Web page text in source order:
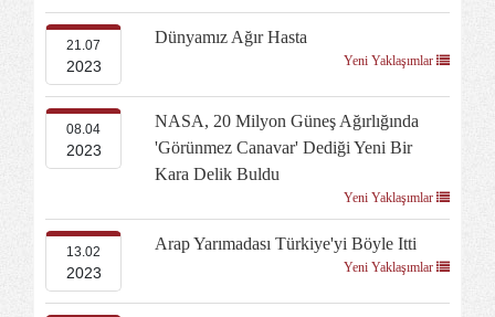
21.07
2023
Dünyamız Ağır Hasta
Yeni Yaklaşımlar
08.04
2023
NASA, 20 Milyon Güneş Ağırlığında
'görünmez Canavar' Dediği Yeni Bir
Kara Delik Buldu
Yeni Yaklaşımlar
13.02
2023
Arap Yarımadası Türkiye'yi Böyle Itti
Yeni Yaklaşımlar